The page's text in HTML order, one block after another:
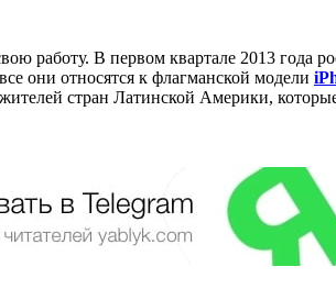
работу. В первом квартале 2013
они относятся к флагманской модели
стран Латинской Америки,